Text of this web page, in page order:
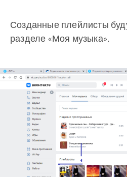
Созданные плейлисты
разделе «Моя музыка».